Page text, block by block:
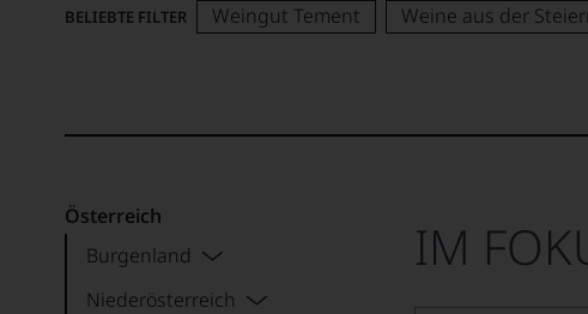
mithilfeBELIEBTE FILTER Weingut Tement Weine aus der
Österreich
Burgenland
Niederösterreich
IM